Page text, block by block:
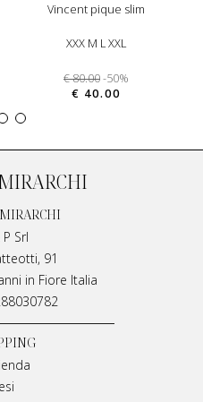
vincent pique slim
XXX M L XXL
€ 80.00-50%
€ 40.00
Srl
91
in Fiore Italia